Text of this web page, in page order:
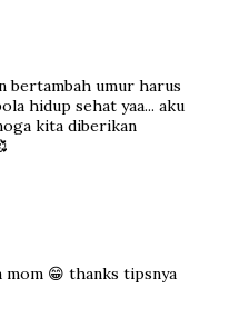
bertambah umur harus
hidup sehat yaa... aku
kita diberikan
mom 😁 thanks tipsnya